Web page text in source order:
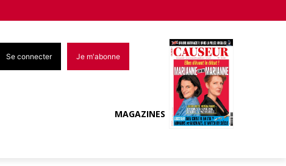
Se connecter Je m'abonne
MAGAZINES